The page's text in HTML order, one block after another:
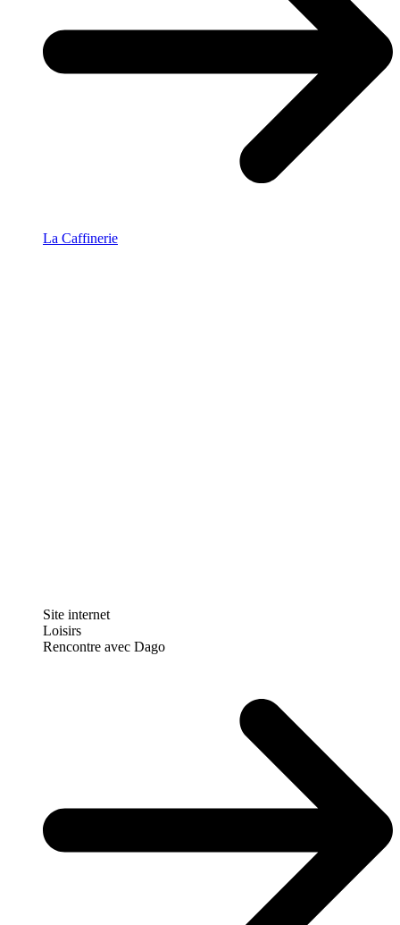
La Caffinerie
Site internet
Loisirs
Rencontre avec Dago